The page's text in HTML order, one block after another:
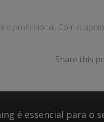
e profissional. Com o
Share this
é essencial para o